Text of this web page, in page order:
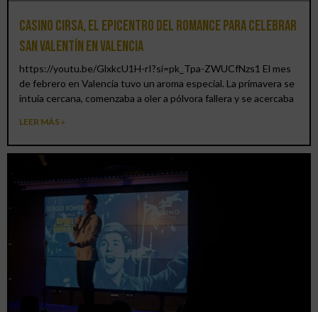
Casino CIRSA, el epicentro del romance para celebrar
San Valentín en Valencia
https://youtu.be/GlxkcU1H-rI?si=pk_Tpa-ZWUCfNzs1 El mes
de febrero en Valencia tuvo un aroma especial. La primavera se
intuía cercana, comenzaba a oler a pólvora fallera y se acercaba
LEER MÁS »